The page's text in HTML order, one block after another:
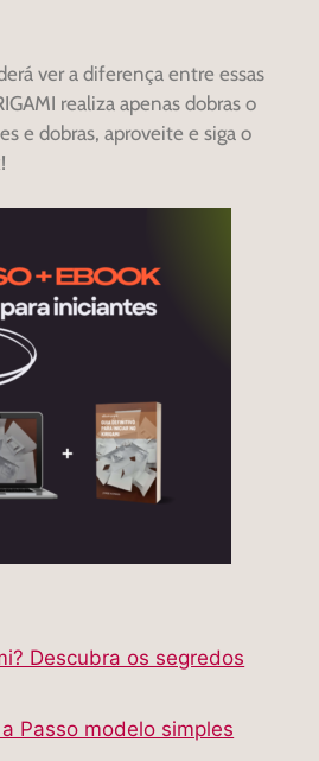
ver a diferença entre essas
realiza apenas dobras o
e dobras, aproveite e siga o
Descubra os segredos
Passo modelo simples